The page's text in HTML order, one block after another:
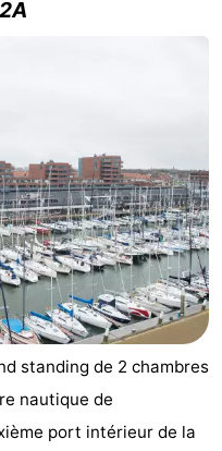
standing de 2 chambres
nautique de
port intérieur de la